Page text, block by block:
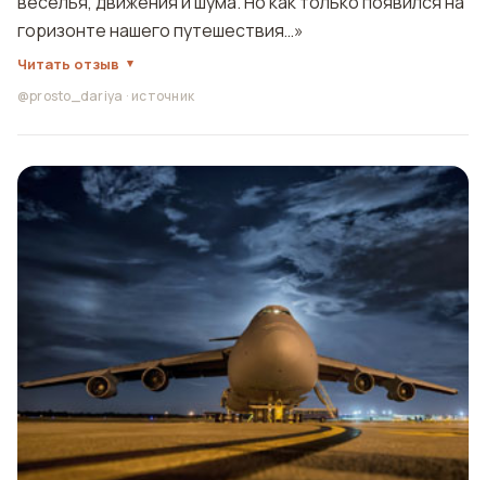
горизонте нашего путешествия…»
Читать отзыв
@prosto_dariya · источник